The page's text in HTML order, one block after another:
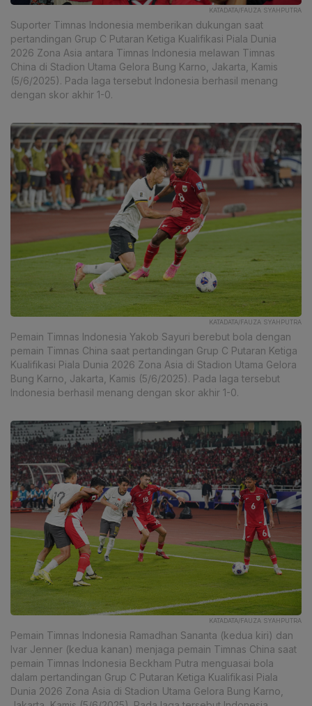
KATADATA/FAUZA SYAHPUTRA
Suporter Timnas Indonesia memberikan dukungan saat
pertandingan Grup C Putaran Ketiga Kualifikasi Piala Dunia
2026 Zona Asia antara Timnas Indonesia melawan Timnas
China di Stadion Utama Gelora Bung Karno, Jakarta, Kamis
(5/6/2025). Pada laga tersebut Indonesia berhasil menang
dengan skor akhir 1-0.
KATADATA/FAUZA SYAHPUTRA
Pemain Timnas Indonesia Yakob Sayuri berebut bola dengan
pemain Timnas China saat pertandingan Grup C Putaran Ketiga
Kualifikasi Piala Dunia 2026 Zona Asia di Stadion Utama Gelora
Bung Karno, Jakarta, Kamis (5/6/2025). Pada laga tersebut
Indonesia berhasil menang dengan skor akhir 1-0.
KATADATA/FAUZA SYAHPUTRA
Pemain Timnas Indonesia Ramadhan Sananta (kedua kiri) dan
Ivar Jenner (kedua kanan) menjaga pemain Timnas China saat
pemain Timnas Indonesia Beckham Putra menguasai bola
dalam pertandingan Grup C Putaran Ketiga Kualifikasi Piala
Dunia 2026 Zona Asia di Stadion Utama Gelora Bung Karno,